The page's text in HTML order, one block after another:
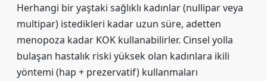
Herhangi bir yaştaki sağlıklı kadınlar (nullipar veya
multipar) istedikleri kadar uzun süre, adetten
menopoza kadar KOK kullanabilirler. Cinsel yolla
bulaşan hastalık riski yüksek olan kadınlara ikili
yöntemi (hap + prezervatif) kullanmaları